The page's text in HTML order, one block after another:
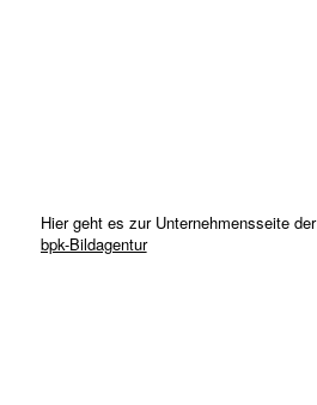
Hier geht es zur Unternehmensseite der
bpk-Bildagentur